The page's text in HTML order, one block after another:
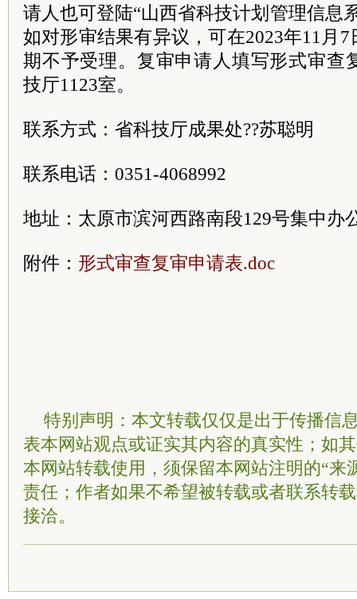
请人也可登陆“山西省科技计划管理信息
如对形审结果有异议，可在2023年11月
期不予受理。复审申请人填写形式审查
技厅1123室。
联系方式：省科技厅成果处??苏聪明
联系电话：0351-4068992
地址：太原市滨河西路南段129号集中办
附件： 形式审查复审申请表.doc
特别声明：本文转载仅仅是出于传播信
表本网站观点或证实其内容的真实性；如
本网站转载使用，须保留本网站注明的“来
责任；作者如果不希望被转载或者联系转
接洽。